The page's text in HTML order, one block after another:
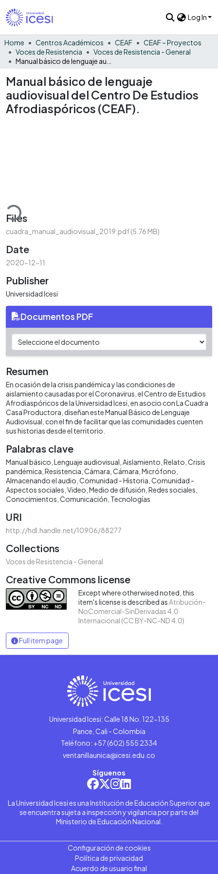
Log In
Home Centros Académicos CEAF
CEAF – Proyectos
Voces de Resistencia
Voces de Resistencia - General
Manual básico de lenguaje
audiovisual del Centro De Estudios
Afrodiaspóricos (CEAF).
Files
cuadra_manual_audiovisual_2019.pdf(5.76 MB)
Date
2020-12-11
Publisher
Universidad Icesi
Documentos PDF
Resumen
En ocasión de la crisis pandémica y las condiciones de
aislamiento causadas por el Coronavirus, el Centro de Estudios
Afrodiaspóricos de la Universidad Icesi, en asocio con La Cuadra
Casa Productora, diseñan este Manual Básico de Lenguaje
Audiovisual, con el fin de facilitar que las comunidades cuenten
sus historias desde el territorio.
Palabras clave
Manual básico Lenguaje audiovisual Aislamiento Relato Crisis
pandémica Resistencia Cámara Cámara Micrófono
Almacenando el audio Comunidad - Historia Comunidad -
Aspectos sociales Video Medio de difusión Redes sociales
Conocimientos Comunicación Tecnologías
URI
http://hdl.handle.net/10906/88277
Collections
Voces de Resistencia - General
Creative Commons license
Except where otherwised noted, this
item's license is described asAtribución-
NoComercial-SinDerivadas 4.0
Internacional (CC BY-NC-ND 4.0)
Full item page
Universidad Icesi: Calle 18 No. 122-135
Pance, Cali - Colombia
Teléfono: +57 (602) 555 2334
ventanillaunica@icesi.edu.co
Síguenos
La Universidad Icesi es una Institución de Educación Superior que
se encuentra sujeta a inspección y vigilancia por parte del
Ministerio de Educación Nacional.
Configuración de cookies
Política de privacidad
Acuerdo de usuario final